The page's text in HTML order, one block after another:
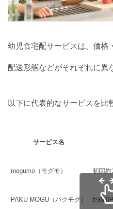
幼児食宅配サービスは、価格
配送形態などがそれぞれに異
以下に代表的なサービスを比
サービス名
mogumo（モグモ） 初回約
PAKU MOGU（パクモグ） 約620